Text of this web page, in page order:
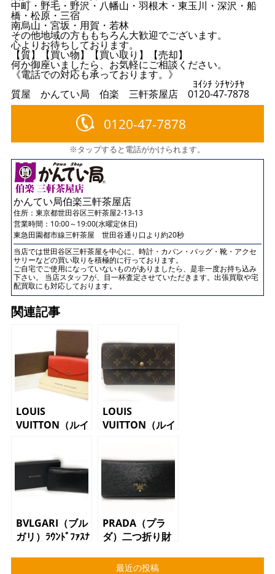
中町・野毛・野沢・八幡山・羽根木・東玉川・深沢・船
橋・松原・三宿
南烏山・宮坂・用賀・若林
その他地域の方ももちろん大歓迎でございます。
心よりお待ちしております。
【質】【買い物】【買い取り】【売却】
何か御座いましたら、お気軽にご相談ください。
《電話での対応も承っております。》
ﾖｲｼﾁ ｼﾁﾔｼﾁﾔ
質屋 かんてい局 伯楽 三軒茶屋店 0120-47-7878
0120-47-7878
※タップすると電話がかけられます。
かんてい局伯楽三軒茶屋店
住所： 東京都世田谷区三軒茶屋2-13-13
営業時間：10:00～19:00(水曜定休日)
東急田園都市線三軒茶屋 世田谷通り口より約20秒
当店では世田谷区三軒茶屋を中心に、時計・カバン・バッグ・靴・アクセ
サリーなどの買い取りを積極的に行っております。
ご自宅でご使用になっていないものがありましたら、是非一度お持ち込み
下さい。 当店スタッフが、目一杯査定させていただきます。出張買取や宅
配買取にも対応しております。
関連記事
LOUIS
VUITTON（ルイ
トフォイユサ
ラ アンプラン
ト
LOUIS
VUITTON（ルイ
ポルトフォイユ
サラ モノグラ
ム
BVLGARI（ブル
ガリ）ﾗｳﾝﾄﾞﾌｧｽﾅ
PRADA（プラ
ダ）二つ折り財
レザー
最近の投稿